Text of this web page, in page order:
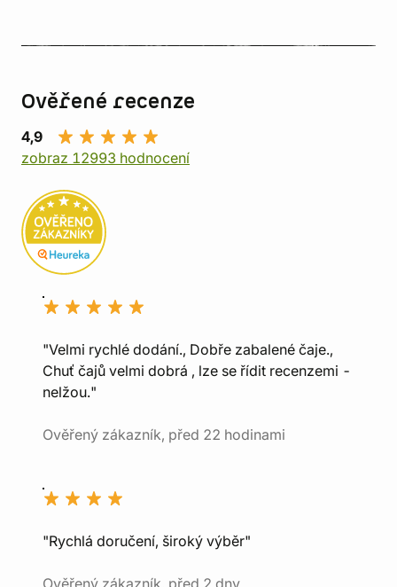
Ověřené recenze
4,9
zobraz 12993 hodnocení
"Velmi rychlé dodání., Dobře zabalené čaje.,
Chuť čajů velmi dobrá , lze se řídit recenzemi -
nelžou."
Ověřený zákazník, před 22 hodinami
"Rychlá doručení, široký výběr"
Ověřený zákazník, před 2 dny